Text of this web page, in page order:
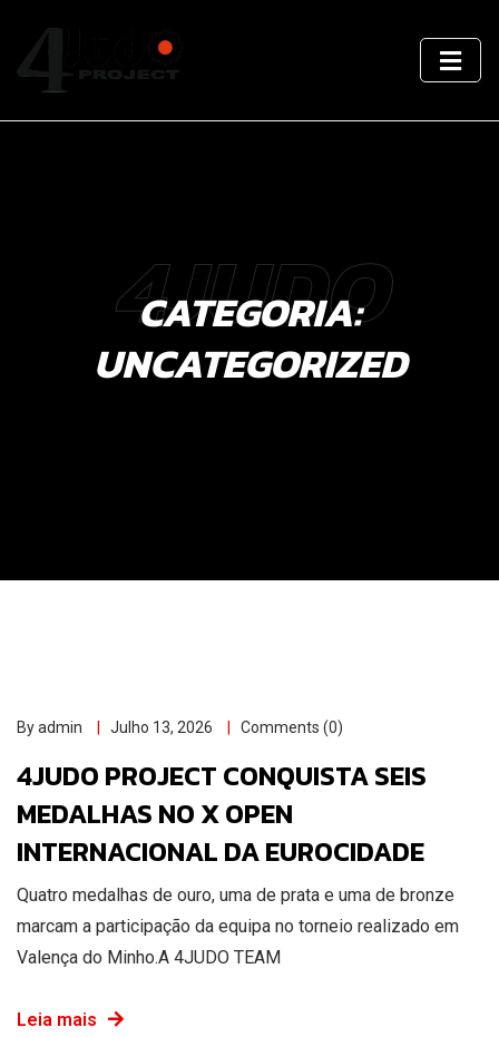
4JUDO
CATEGORIA:
UNCATEGORIZED
By admin Julho 13, 2026 Comments (0)
4JUDO PROJECT CONQUISTA SEIS
MEDALHAS NO X OPEN
INTERNACIONAL DA EUROCIDADE
Quatro medalhas de ouro, uma de prata e uma de bronze
marcam a participação da equipa no torneio realizado em
Valença do Minho.A 4JUDO TEAM
Leia mais